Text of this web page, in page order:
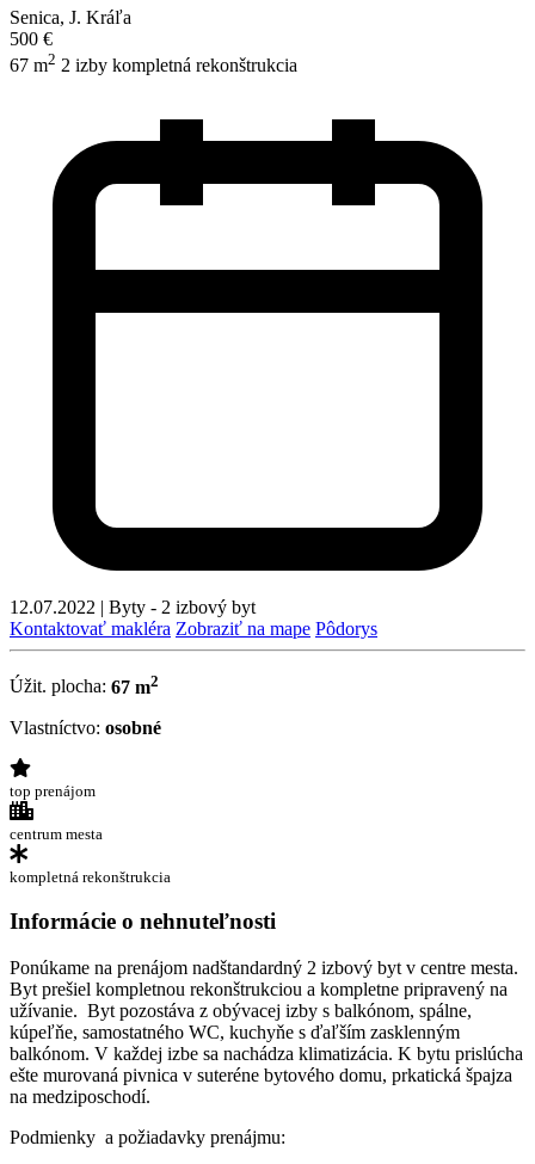
Senica, J. Kráľa
500 €
67 m2 2 izby kompletná rekonštrukcia
12.07.2022 | Byty - 2 izbový byt
Kontaktovať makléra Zobraziť na mape Pôdorys
Úžit. plocha: 67 m2
Vlastníctvo: osobné
top prenájom
centrum mesta
kompletná rekonštrukcia
Informácie o nehnuteľnosti
Ponúkame na prenájom nadštandardný 2 izbový byt v centre mesta.
Byt prešiel kompletnou rekonštrukciou a kompletne pripravený na
užívanie. Byt pozostáva z obývacej izby s balkónom, spálne,
kúpeľňe, samostatného WC, kuchyňe s ďaľším zasklenným
balkónom. V každej izbe sa nachádza klimatizácia. K bytu prislúcha
ešte murovaná pivnica v suteréne bytového domu, prkatická špajza
na medziposchodí.
Podmienky a požiadavky prenájmu: